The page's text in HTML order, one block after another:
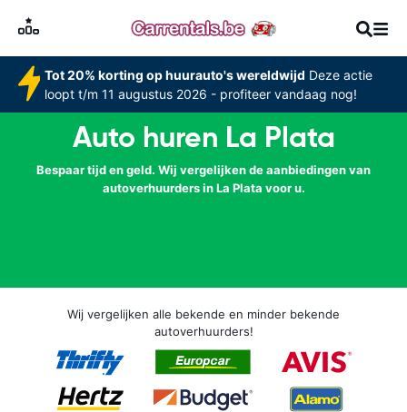
Tot 20% korting op huurauto's wereldwijd Deze actie
loopt t/m 11 augustus 2026 - profiteer vandaag nog!
Auto huren La Plata
Bespaar tijd en geld. Wij vergelijken de aanbiedingen van
autoverhuurders in La Plata voor u.
Wij vergelijken alle bekende en minder bekende
autoverhuurders!